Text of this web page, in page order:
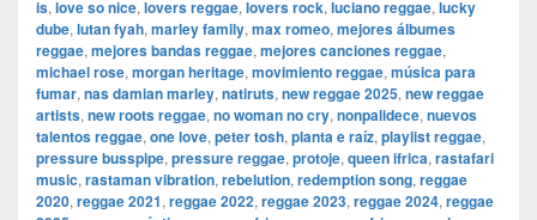
is, love so nice, lovers reggae, lovers rock, luciano reggae, lucky
dube, lutan fyah, marley family, max romeo, mejores álbumes
reggae, mejores bandas reggae, mejores canciones reggae,
michael rose, morgan heritage, movimiento reggae, música para
fumar, nas damian marley, natiruts, new reggae 2025, new reggae
artists, new roots reggae, no woman no cry, nonpalidece, nuevos
talentos reggae, one love, peter tosh, planta e raíz, playlist reggae,
pressure busspipe, pressure reggae, protoje, queen ifrica, rastafari
music, rastaman vibration, rebelution, redemption song, reggae
2020, reggae 2021, reggae 2022, reggae 2023, reggae 2024, reggae